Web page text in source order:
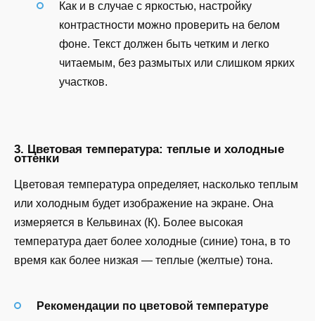
Как и в случае с яркостью, настройку
контрастности можно проверить на белом
фоне. Текст должен быть четким и легко
читаемым, без размытых или слишком ярких
участков.
3. Цветовая температура: теплые и холодные
оттенки
Цветовая температура определяет, насколько теплым
или холодным будет изображение на экране. Она
измеряется в Кельвинах (К). Более высокая
температура дает более холодные (синие) тона, в то
время как более низкая — теплые (желтые) тона.
Рекомендации по цветовой температуре